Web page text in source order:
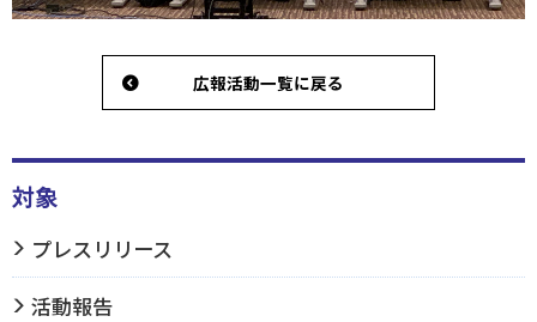
広報活動一覧に戻る
対象
プレスリリース
活動報告